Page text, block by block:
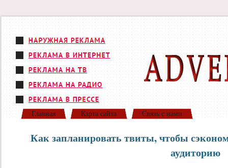
Главная Карта сайта Связь с нами
Как запланировать твиты, чтобы
аудиторию